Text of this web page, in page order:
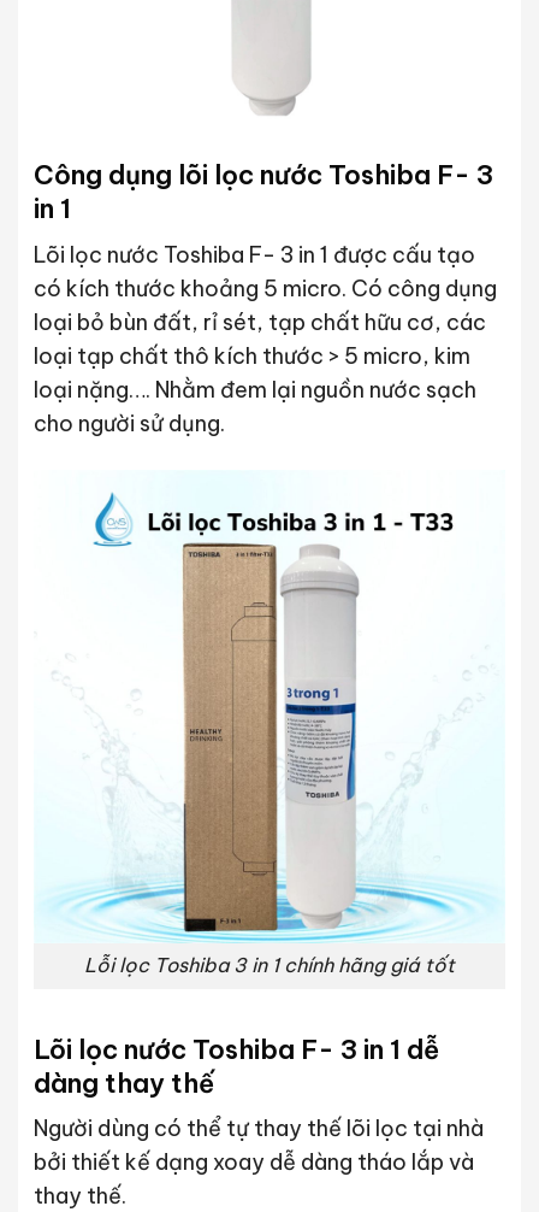
Công dụng lõi lọc nước Toshiba F- 3
in 1
Lõi lọc nước Toshiba F- 3 in 1 được cấu tạo
có kích thước khoảng 5 micro. Có công dụng
loại bỏ bùn đất, rỉ sét, tạp chất hữu cơ, các
loại tạp chất thô kích thước > 5 micro, kim
loại nặng…. Nhằm đem lại nguồn nước sạch
cho người sử dụng.
Lỗi lọc Toshiba 3 in 1 chính hãng giá tốt
Lõi lọc nước Toshiba F- 3 in 1 dễ
dàng thay thế
Người dùng có thể tự thay thế lõi lọc tại nhà
bởi thiết kế dạng xoay dễ dàng tháo lắp và
thay thế.